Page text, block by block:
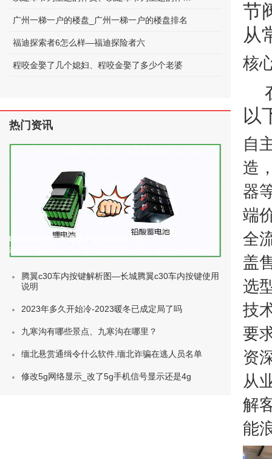
节
从
核
以
自
造
器
端
全
盖
选
技
要
资
从
解
能
广州一梯一户的楼盘_广州一梯一户的楼盘排名
福迪探索者6怎么样—福迪探险者六
程咬金娶了几个媳妇、程咬金娶了多少个老婆
热门资讯
电动车电池的种类及标准(电动车 电池
种类)
腾翼c30车内按键解析图—长城腾翼c30车内按键使用
说明
2023年多久开始冷-2023暖冬已成定局了吗
九寒沟有哪些景点、九寒沟在哪里？
缅北悬赏通缉令什么软件,缅北诈骗在逃人员名单
修改5g网络显示_改了5g手机信号显示还是4g